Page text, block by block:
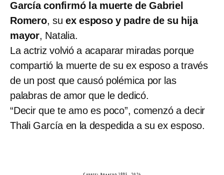
García confirmó la muerte de Gabriel
Romero, suex esposo y padre de su hija
mayor, Natalia.
La actriz volvió a acaparar miradas porque
compartió la muerte de su ex esposo a través
de un post que causó polémica por las
palabras de amor que le dedicó.
“Decir que te amo es poco”, comenzó a decir
Thali García en la despedida a su ex esposo.